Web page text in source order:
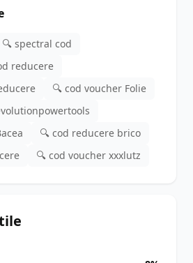
🔍 spectral cod
reducere
🔍 cod voucher Folie
🔍 cod reducere brico
🔍 cod voucher xxxlutz